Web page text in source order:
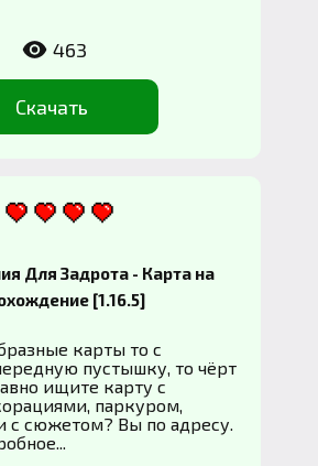
Скачать
463
Для Задрота - Карта на
[1.16.5]
карты то с
пустышку, то чёрт
ищите карту с
паркуром,
с сюжетом? Вы по адресу.